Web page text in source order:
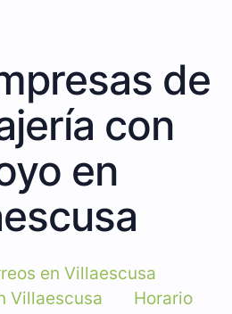
de
con
en
en Villaescusa
Villaescusa
Horario